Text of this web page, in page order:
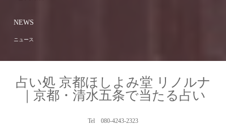
NEWS
ニュース
占い処 京都ほしよみ堂 リノルナ
｜京都・清水五条で当たる占い
Tel 080-4243-2323